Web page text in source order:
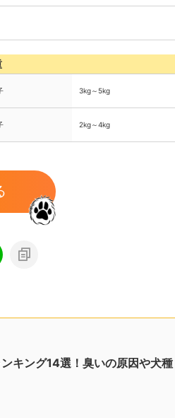
3kg～5kg
2kg～4kg
キング14選！臭いの原因や犬種